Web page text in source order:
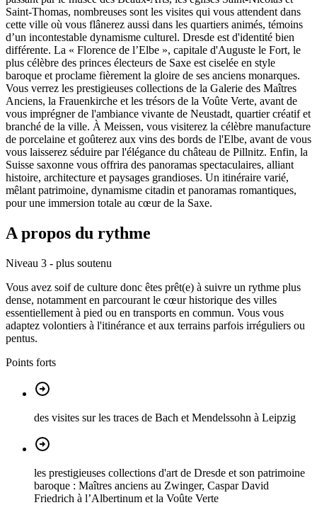
Saint-Thomas, nombreuses sont les visites qui vous attendent dans
cette ville où vous flânerez aussi dans les quartiers animés, témoins
d’un incontestable dynamisme culturel. Dresde est d'identité bien
différente. La « Florence de l’Elbe », capitale d'Auguste le Fort, le
plus célèbre des princes électeurs de Saxe est ciselée en style
baroque et proclame fièrement la gloire de ses anciens monarques.
Vous verrez les prestigieuses collections de la Galerie des Maîtres
Anciens, la Frauenkirche et les trésors de la Voûte Verte, avant de
vous imprégner de l'ambiance vivante de Neustadt, quartier créatif et
branché de la ville. À Meissen, vous visiterez la célèbre manufacture
de porcelaine et goûterez aux vins des bords de l'Elbe, avant de vous
vous laisserez séduire par l'élégance du château de Pillnitz. Enfin, la
Suisse saxonne vous offrira des panoramas spectaculaires, alliant
histoire, architecture et paysages grandioses. Un itinéraire varié,
mêlant patrimoine, dynamisme citadin et panoramas romantiques,
pour une immersion totale au cœur de la Saxe.
A propos du rythme
Niveau 3 - plus soutenu
Vous avez soif de culture donc êtes prêt(e) à suivre un rythme plus
dense, notamment en parcourant le cœur historique des villes
essentiellement à pied ou en transports en commun. Vous vous
adaptez volontiers à l'itinérance et aux terrains parfois irréguliers ou
pentus.
Points forts
des visites sur les traces de Bach et Mendelssohn à Leipzig
les prestigieuses collections d'art de Dresde et son patrimoine
baroque : Maîtres anciens au Zwinger, Caspar David
Friedrich à l’Albertinum et la Voûte Verte